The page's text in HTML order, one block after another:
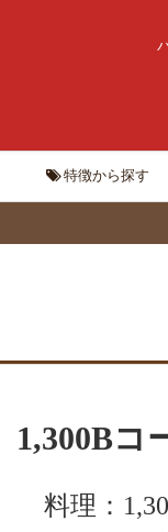
特徴から探す
1,300Bコ
料理：